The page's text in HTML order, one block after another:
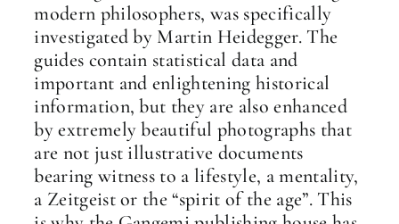
modern philosophers, was specifically
investigated by Martin Heidegger. The
guides contain statistical data and
important and enlightening historical
information, but they are also enhanced
by extremely beautiful photographs that
are not just illustrative documents
bearing witness to a lifestyle, a mentality,
a Zeitgeist or the “spirit of the age”. This